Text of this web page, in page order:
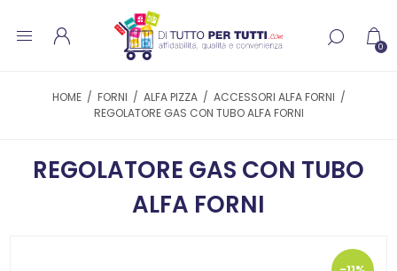
0
HOME / FORNI / ALFA PIZZA / ACCESSORI ALFA FORNI /
REGOLATORE GAS CON TUBO ALFA FORNI
REGOLATORE GAS CON TUBO
ALFA FORNI